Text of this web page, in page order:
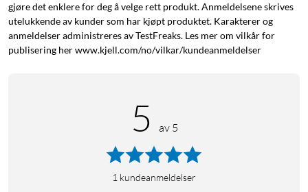
Enkel installasjon
Du kan enkelt selv installere din tado Smart Thermostat ved å
følge anvisningene i appen, som viser hva du gjør trinn for
varmtvannsberedere fra de fleste produsenter og er
kompatibel med 95 % av alle varmesystemer, inkludert gass,
olje, kondenserende varmtvannsberedere, OpenTherm-
systemer og hydrofonisk gulvvarme. For full kompatibilitet
gjøre det enklere for deg å velge rett produkt. Anmeldelsene skrives
utelukkende av kunder som har kjøpt produktet. Karakterer og
anmeldelser administreres av TestFreaks. Les mer om vilkår for
publisering her www.kjell.com/no/vilkar/kundeanmeldelser
5 av 5
1 kundeanmeldelser